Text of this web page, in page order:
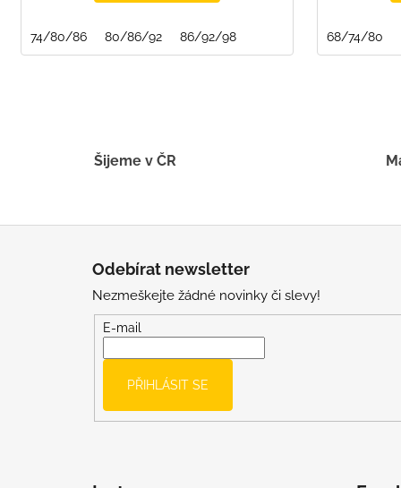
74/80/86 80/86/92 86/92/98 68/74/80
Šijeme v ČR
Odebírat newsletter
Nezmeškejte žádné novinky či slevy!
E-mail
PŘIHLÁSIT SE